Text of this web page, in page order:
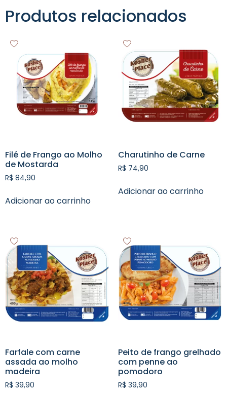
Produtos relacionados
Filé de Frango ao Molho
de Mostarda
R$ 84,90
Adicionar ao carrinho
Charutinho de Carne
R$ 74,90
Adicionar ao carrinho
Farfale com carne
assada ao molho
madeira
R$ 39,90
Peito de frango grelhado
com penne ao
pomodoro
R$ 39,90